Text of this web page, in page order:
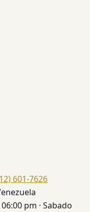
601-7626
pm · Sabado